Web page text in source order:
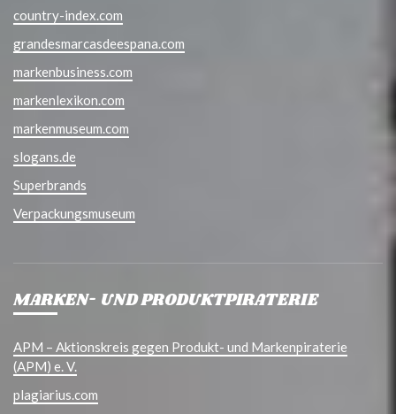
country-index.com
grandesmarcasdeespana.com
markenbusiness.com
markenlexikon.com
markenmuseum.com
slogans.de
Superbrands
Verpackungsmuseum
MARKEN- UND PRODUKTPIRATERIE
APM – Aktionskreis gegen Produkt- und Markenpiraterie
(APM) e. V.
plagiarius.com